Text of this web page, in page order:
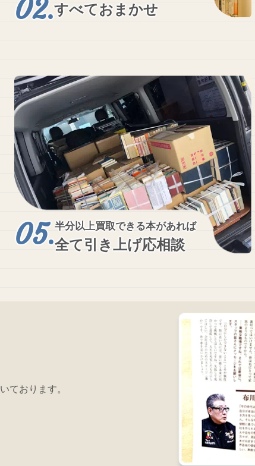
すべておまかせ
半分以上買取できる本があれば
全て引き上げ応相談
ております。